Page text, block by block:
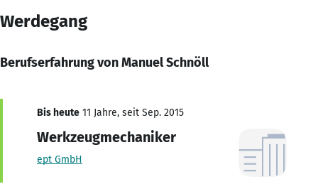
Werdegang
Berufserfahrung von Manuel Schnöll
Bis heute 11 Jahre, seit Sep. 2015
Werkzeugmechaniker
ept GmbH